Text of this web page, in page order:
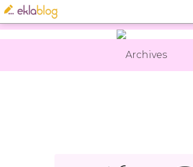
Archives